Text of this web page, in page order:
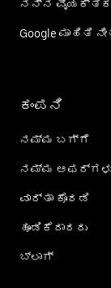
ನನ್ನ ವೈಯಕ್ತಿಕ
Google ಮಾಹಿತಿ
ಕಂಪನಿ
ನಮ್ಮ ಬಗ್ಗೆ
ನಮ್ಮ
ವಾರ್ತಾ ಕೊಠಡಿ
ಹೂಡಿಕೆದಾರರು
ಬ್ಲಾಗ್